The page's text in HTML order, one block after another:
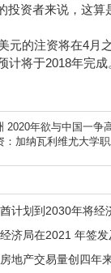
投资者来说，这算
的注资将在4月
计将于2018年完成
2020年欲与中国一争
：加纳瓦利维尤大学
地产交易量创四年